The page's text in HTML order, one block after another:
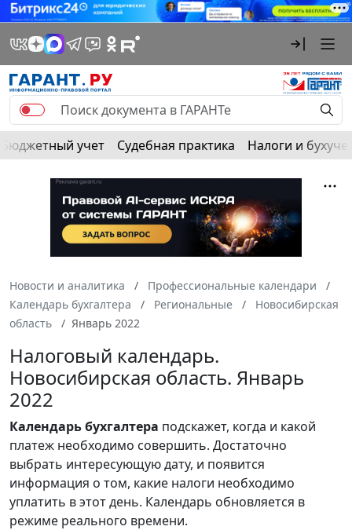
Бюджетный учет Судебная практика Налоги и
Новости и аналитика
Профессиональные календари
Календарь бухгалтера
Региональные
Новосибирская
область
Январь 2022
Налоговый календарь.
Новосибирская область. Январь
2022
Календарьбухгалтера подскажет, когда и какой
платеж необходимо совершить. Достаточно
выбрать интересующую дату, и появится
информация о том, какие налоги необходимо
уплатить в этот день. Календарь обновляется в
режиме реального времени.